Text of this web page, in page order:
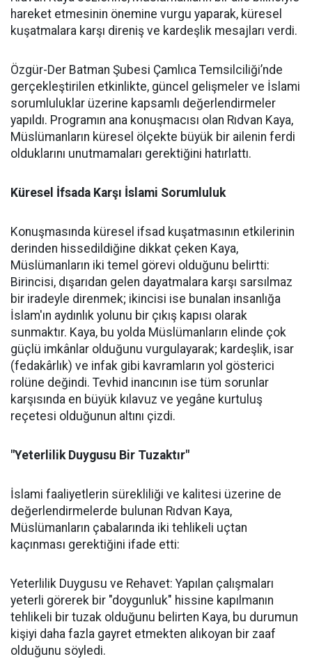
hareket etmesinin önemine vurgu yaparak, küresel
kuşatmalara karşı direniş ve kardeşlik mesajları verdi.
Özgür-Der Batman Şubesi Çamlıca Temsilciliği’nde
gerçekleştirilen etkinlikte, güncel gelişmeler ve İslami
sorumluluklar üzerine kapsamlı değerlendirmeler
yapıldı. Programın ana konuşmacısı olan Rıdvan Kaya,
Müslümanların küresel ölçekte büyük bir ailenin ferdi
olduklarını unutmamaları gerektiğini hatırlattı.
Küresel İfsada Karşı İslami Sorumluluk
Konuşmasında küresel ifsad kuşatmasının etkilerinin
derinden hissedildiğine dikkat çeken Kaya,
Müslümanların iki temel görevi olduğunu belirtti:
Birincisi, dışarıdan gelen dayatmalara karşı sarsılmaz
bir iradeyle direnmek; ikincisi ise bunalan insanlığa
İslam'ın aydınlık yolunu bir çıkış kapısı olarak
sunmaktır. Kaya, bu yolda Müslümanların elinde çok
güçlü imkânlar olduğunu vurgulayarak; kardeşlik, isar
(fedakârlık) ve infak gibi kavramların yol gösterici
rolüne değindi. Tevhid inancının ise tüm sorunlar
karşısında en büyük kılavuz ve yegâne kurtuluş
reçetesi olduğunun altını çizdi.
"Yeterlilik Duygusu Bir Tuzaktır"
İslami faaliyetlerin sürekliliği ve kalitesi üzerine de
değerlendirmelerde bulunan Rıdvan Kaya,
Müslümanların çabalarında iki tehlikeli uçtan
kaçınması gerektiğini ifade etti:
Yeterlilik Duygusu ve Rehavet: Yapılan çalışmaları
yeterli görerek bir "doygunluk" hissine kapılmanın
tehlikeli bir tuzak olduğunu belirten Kaya, bu durumun
kişiyi daha fazla gayret etmekten alıkoyan bir zaaf
olduğunu söyledi.